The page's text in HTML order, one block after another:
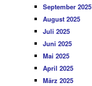
September 2025
August 2025
Juli 2025
Juni 2025
Mai 2025
April 2025
März 2025